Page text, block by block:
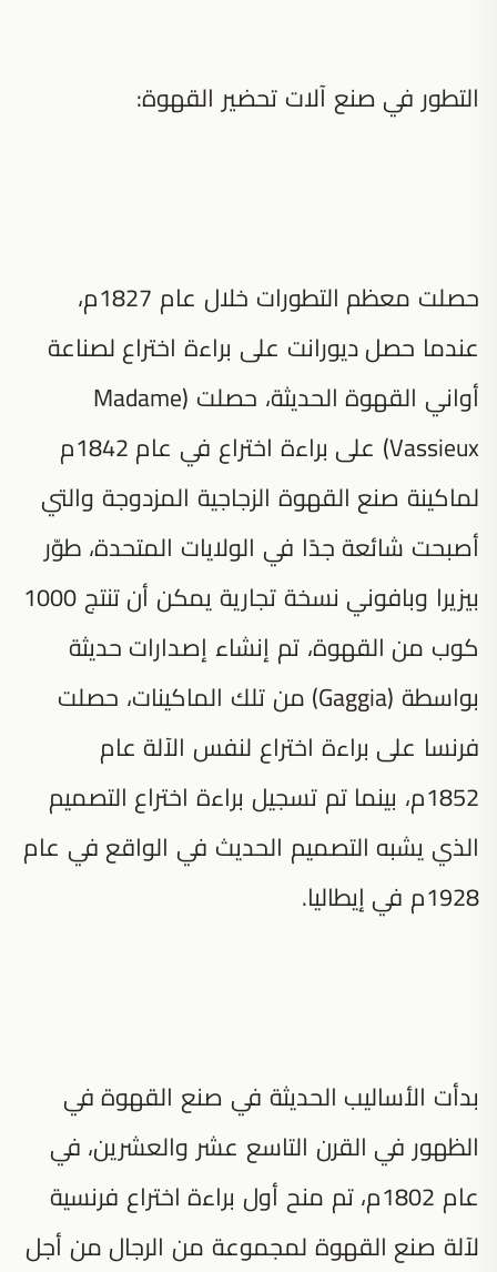
التطور في صنع آلات تحضير القهوة:
حصلت معظم التطورات خلال عام 1827م،
عندما حصل ديورانت على براءة اختراع لصناعة
أواني القهوة الحديثة، حصلت (Madame
Vassieux) على براءة اختراع في عام 1842م
لماكينة صنع القهوة الزجاجية المزدوجة والتي
أصبحت شائعة جدًا في الولايات المتحدة، طوّر
بيزيرا وبافوني نسخة تجارية يمكن أن تنتج 1000
كوب من القهوة، تم إنشاء إصدارات حديثة
بواسطة (Gaggia) من تلك الماكينات، حصلت
فرنسا على براءة اختراع لنفس الآلة عام
1852م، بينما تم تسجيل براءة اختراع التصميم
الذي يشبه التصميم الحديث في الواقع في عام
1928م في إيطاليا.
بدأت الأساليب الحديثة في صنع القهوة في
الظهور في القرن التاسع عشر والعشرين، في
عام 1802م، تم منح أول براءة اختراع فرنسية
لآلة صنع القهوة لمجموعة من الرجال من أجل